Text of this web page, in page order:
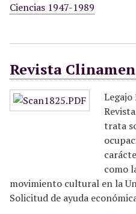
Ciencias 1947-1989
Revista Clinamen
Legajo
trata
como
movimiento cultural en la
Solicitud de ayuda